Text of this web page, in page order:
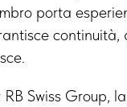
porta
continuità,
RB Swiss Group,